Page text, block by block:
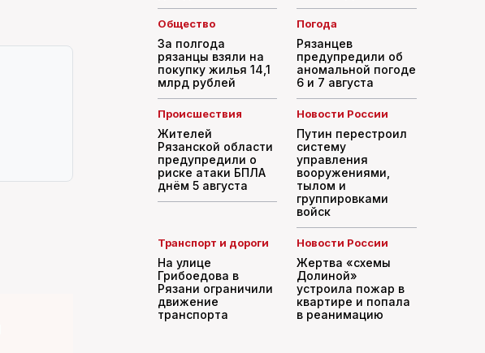
Общество
За полгода
рязанцы взяли на
покупку жилья 14,1
млрд рублей
Погода
Рязанцев
предупредили об
аномальной погоде
6 и 7 августа
Происшествия
Жителей
Рязанской области
предупредили о
риске атаки БПЛА
днём 5 августа
Новости России
Путин перестроил
систему
управления
вооружениями,
тылом и
группировками
войск
Транспорт и дороги
На улице
Грибоедова в
Рязани ограничили
движение
транспорта
Новости России
Жертва «схемы
Долиной»
устроила пожар в
квартире и попала
в реанимацию